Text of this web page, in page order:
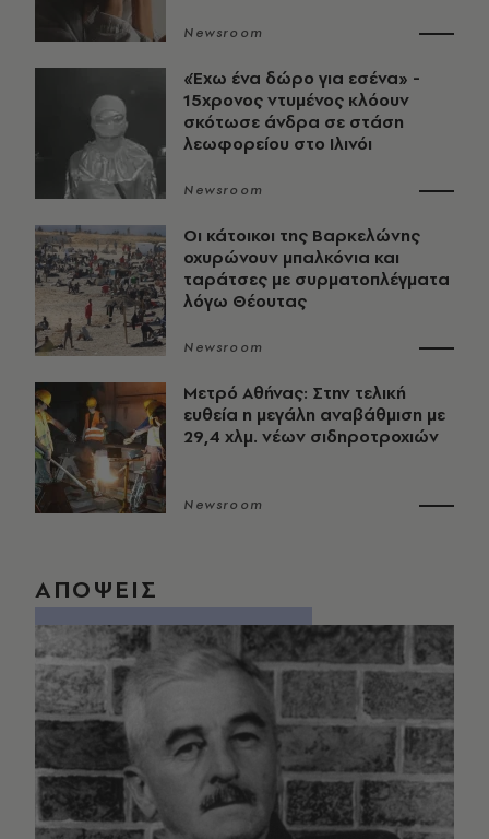
Newsroom
«Έχω ένα δώρο για εσένα» -
15χρονος ντυμένος κλόουν
σκότωσε άνδρα σε στάση
λεωφορείου στο Ιλινόι
Newsroom
Οι κάτοικοι της Βαρκελώνης
οχυρώνουν μπαλκόνια και
ταράτσες με συρματοπλέγματα
λόγω Θέουτας
Newsroom
Μετρό Αθήνας: Στην τελική
ευθεία η μεγάλη αναβάθμιση με
29,4 χλμ. νέων σιδηροτροχιών
Newsroom
ΑΠΟΨΕΙΣ